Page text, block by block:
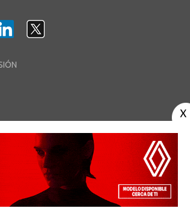
Privacidad -Política de Cookies Área privada
diariodelaribera.net ®. Desarrollo porMultimedia